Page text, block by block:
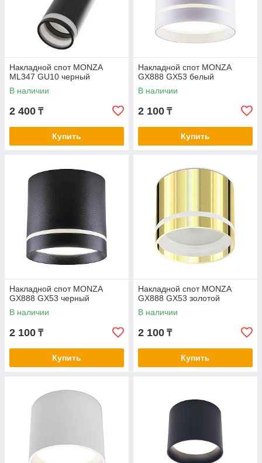
Накладной спот MONZA
ML347 GU10 черный
В наличии
2 400 ₸
Купить
Накладной спот MONZA
GX888 GX53 белый
В наличии
2 100 ₸
Купить
Накладной спот MONZA
GX888 GX53 черный
В наличии
2 100 ₸
Купить
Накладной спот MONZA
GX888 GX53 золотой
В наличии
2 100 ₸
Купить